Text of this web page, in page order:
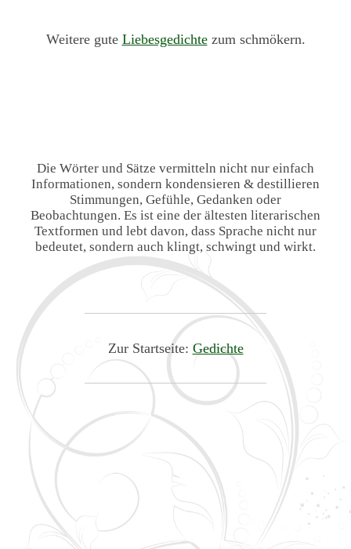
Weitere gute Liebesgedichtezum schmökern.
Die Wörter und Sätze vermitteln nicht nur einfach
Informationen, sondern kondensieren & destillieren
Stimmungen, Gefühle, Gedanken oder
Beobachtungen. Es ist eine der ältesten literarischen
Textformen und lebt davon, dass Sprache nicht nur
bedeutet, sondern auch klingt, schwingt und wirkt.
Zur Startseite: Gedichte